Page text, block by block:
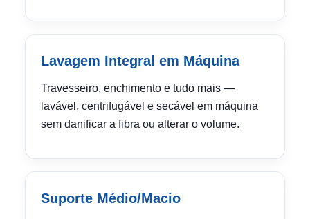
Lavagem Integral em Máquina
Travesseiro, enchimento e tudo mais —
lavável, centrifugável e secável em máquina
sem danificar a fibra ou alterar o volume.
Suporte Médio/Macio